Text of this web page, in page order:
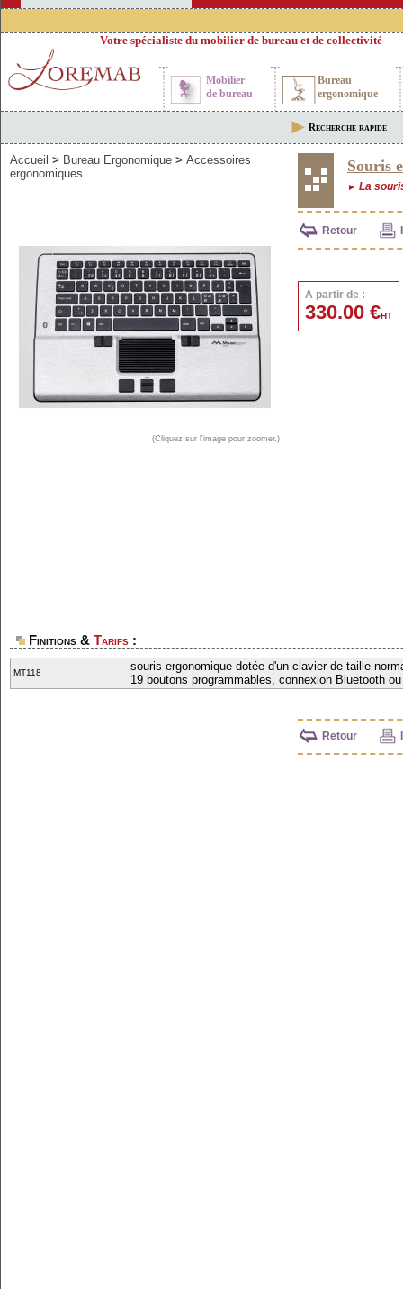
Votre spécialiste du mobilier de bureau et de collectivité
Mobilier
de bureau
Bureau
ergonomique
Recherche rapide
Accueil > Bureau Ergonomique > Accessoires
ergonomiques
Souris
► La
(Cliquez sur l'image pour zoomer.)
Retour
A partir de :
330.00 €HT
Finitions & Tarifs :
MT118
souris ergonomique dotée d'un clavier de taille
19 boutons programmables, connexion Bluetooth
Retour